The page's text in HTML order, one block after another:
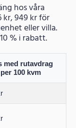
hos våra
949 kr för
eller villa.
% i rabatt.
med rutavdrag
per 100 kvm